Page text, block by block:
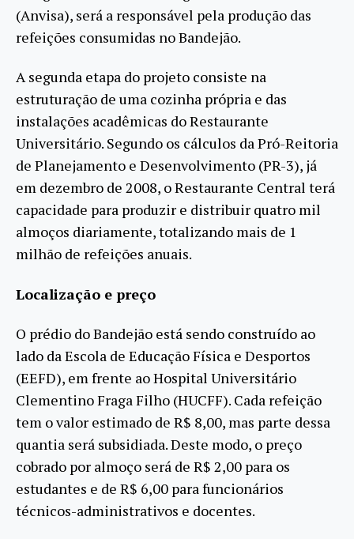
(Anvisa), será a responsável pela produção das
refeições consumidas no Bandejão.
A segunda etapa do projeto consiste na
estruturação de uma cozinha própria e das
instalações acadêmicas do Restaurante
Universitário. Segundo os cálculos da Pró-Reitoria
de Planejamento e Desenvolvimento (PR-3), já
em dezembro de 2008, o Restaurante Central terá
capacidade para produzir e distribuir quatro mil
almoços diariamente, totalizando mais de 1
milhão de refeições anuais.
Localização e preço
O prédio do Bandejão está sendo construído ao
lado da Escola de Educação Física e Desportos
(EEFD), em frente ao Hospital Universitário
Clementino Fraga Filho (HUCFF). Cada refeição
tem o valor estimado de R$ 8,00, mas parte dessa
quantia será subsidiada. Deste modo, o preço
cobrado por almoço será de R$ 2,00 para os
estudantes e de R$ 6,00 para funcionários
técnicos-administrativos e docentes.